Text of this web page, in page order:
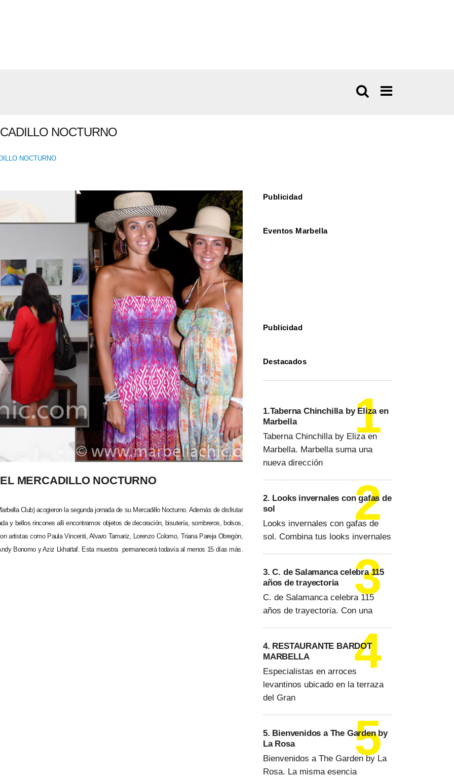
NOCTURNO
NOCTURNO
MERCADILLO NOCTURNO
Club) acogieron la segunda jornada de su Mercadillo Nocturno. Además de disfrutar
y bellos rincones alli encontramos objetos de decoración, bisutería, sombreros, bolsos,
artistas como Paula Vincenti, Alvaro Tamariz, Lorenzo Colomo, Triana Pareja Obregón,
Bonomo y Aziz Lkhattaf. Esta muestra permanecerá todavía al menos 15 días más.
Publicidad
Eventos Marbella
Publicidad
Destacados
1.Taberna Chinchilla by Eliza en
Marbella
Taberna Chinchilla by Eliza en
Marbella. Marbella suma una
nueva dirección
2. Looks invernales con gafas de
sol
Looks invernales con gafas de
sol. Combina tus looks invernales
3. C. de Salamanca celebra 115
años de trayectoria
C. de Salamanca celebra 115
años de trayectoria. Con una
4. RESTAURANTE BARDOT
MARBELLA
Especialistas en arroces
levantinos ubicado en la terraza
del Gran
5. Bienvenidos a The Garden by
La Rosa
Bienvenidos a The Garden by La
Rosa. La misma esencia